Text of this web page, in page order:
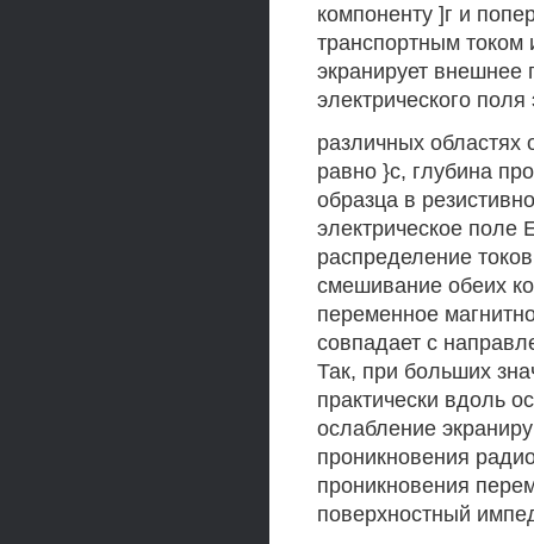
компоненту ]г и
транспортным током
экранирует внешнее
электрического
различных областях
равно }с, глубина
образца в
электрическое поле
распределение
смешивание обеих
переменное
совпадает с
Так, при больших
практически вдоль
ослабление
проникновения
проникновения
поверхностный